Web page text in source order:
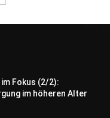
Fokus (2/2):
im höheren Alter